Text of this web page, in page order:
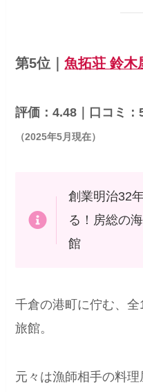
第5位｜魚拓荘 鈴木
評価：4.48｜口コミ：
（2025年5月現在）
創業明治32
る！房総の
館
千倉の港町に佇む、
旅館。
元々は漁師相手の料